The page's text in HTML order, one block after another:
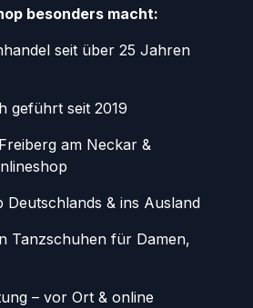
besonders macht:
seit über 25 Jahren
geführt seit 2019
am Neckar &
& ins Ausland
Tanzschuhen für Damen,
– vor Ort & online